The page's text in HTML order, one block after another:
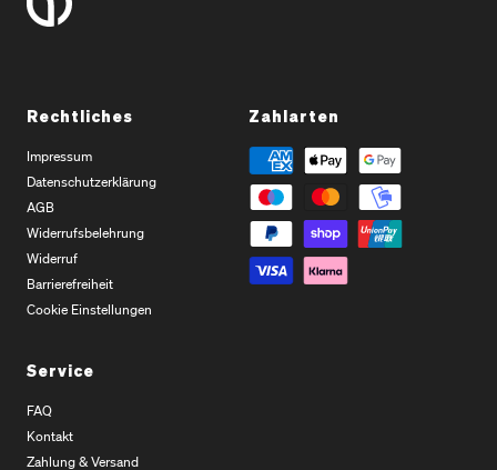
Rechtliches
Impressum
Datenschutzerklärung
AGB
Widerrufsbelehrung
Widerruf
Barrierefreiheit
Cookie Einstellungen
Zahlarten
Service
FAQ
Kontakt
Zahlung & Versand